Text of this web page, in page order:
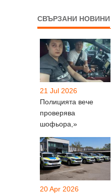
СВЪРЗАНИ НОВИНИ
21 Jul 2026
Полицията вече
проверява
шофьора,»
20 Apr 2026